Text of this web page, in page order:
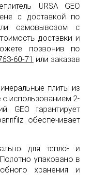
URSA GEO
с доставкой по
самовывозом с
доставки и
позвонив по
60-71 или заказав
плиты из
с использованием 2-
GEO гарантирует
обеспечивает
для тепло- и
упаковано в
хранения и